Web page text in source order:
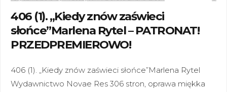
406 (1). „Kiedy znów zaświeci
słońce”Marlena Rytel – PATRONAT!
PRZEDPREMIEROWO!
406 (1). „Kiedy znów zaświeci słońce”Marlena Rytel
Wydawnictwo Novae Res 306 stron, oprawa miękka